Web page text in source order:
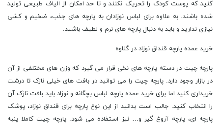
کنید که پوست کودک را تحریک نکنند و تا حد امکان از الیاف طبیعی تولید
شده باشند. به علاوه برای لباس نوزادان به پارچه های جذب، ضخیم و کشی
نیازی ندارید و باید به دنبال پارچه های نرم و لطیف باشید.
خرید عمده پارچه قنداق نوزاد در گناوه
پارچه چیت در دسته پارچه های نخی قرار می گیرد که وزن های مختلفی از آن
در بازار وجود دارد. پارچه چیت را می توانید در بافت های خیلی نازک تا درشت
خریداری کنید اما برای خرید عمده پارچه لباس بچگانه و نوزاد باید بافت نازک آن
را انتخاب کنید. جالب است بدانید از این نوع پارچه برای قنداق نوزاد، پوشک
پارچه ای، پارچه آروغ گیر و… نیز استفاده می شود. پارچه چیت کاملا پنبه